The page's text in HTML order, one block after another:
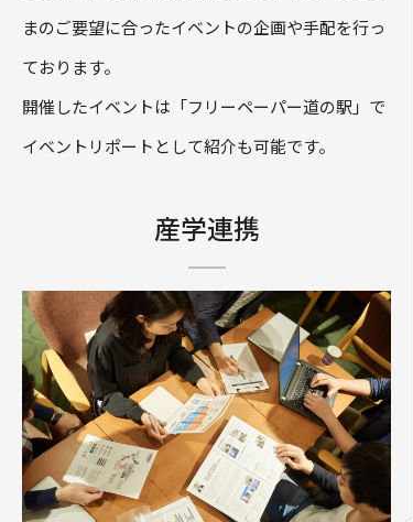
まのご要望に合ったイベントの企画や手配を行っ
ております。
開催したイベントは「フリーペーパー道の駅」で
イベントリポートとして紹介も可能です。
産学連携